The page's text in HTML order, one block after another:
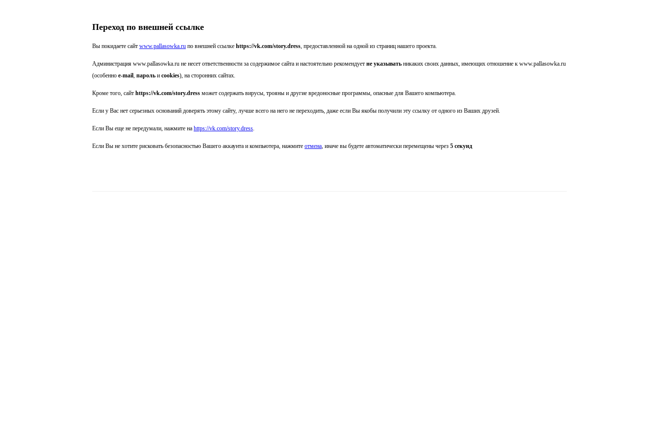
Переход по внешней ссылке
Вы покидаете сайт www.pallasowka.ru по внешней ссылке https://vk.com/story.dress, предоставленной на одной из страниц нашего проекта.
Администрация www.pallasowka.ru не несет ответственности за содержимое сайта и настоятельно рекомендует не указывать никаких своих данных, имеющих отношение к www.pallasowka.ru
(особенно e-mail, пароль и cookies), на сторонних сайтах.
Кроме того, сайт https://vk.com/story.dress может содержать вирусы, трояны и другие вредоносные программы, опасные для Вашего компьютера.
Если у Вас нет серьезных оснований доверять этому сайту, лучше всего на него не переходить, даже если Вы якобы получили эту ссылку от одного из Ваших друзей.
Если Вы еще не передумали, нажмите на https://vk.com/story.dress.
Если Вы не хотите рисковать безопасностью Вашего аккаунта и компьютера, нажмите отмена, иначе вы будете автоматически перемещены через 5 секунд